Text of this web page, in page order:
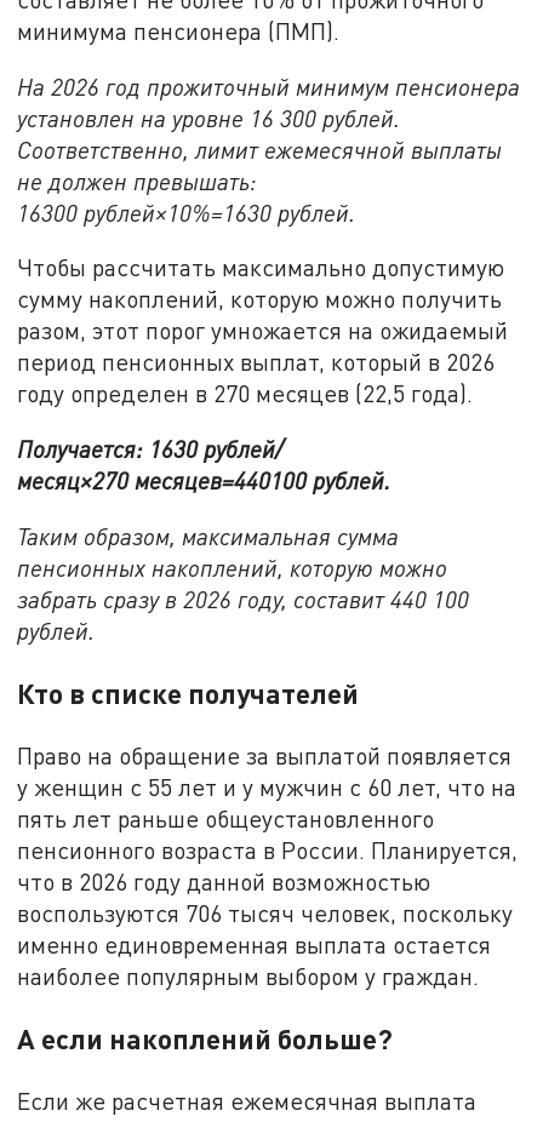
минимума пенсионера (ПМП).
На 2026 год прожиточный минимум пенсионера
установлен на уровне 16 300 рублей.
Соответственно, лимит ежемесячной выплаты
не должен превышать:
16300 рублей×10%=1630 рублей.
Чтобы рассчитать максимально допустимую
сумму накоплений, которую можно получить
разом, этот порог умножается на ожидаемый
период пенсионных выплат, который в 2026
году определен в 270 месяцев (22,5 года).
Получается: 1630 рублей/
месяц×270 месяцев=440100 рублей.
Таким образом, максимальная сумма
пенсионных накоплений, которую можно
забрать сразу в 2026 году, составит 440 100
рублей.
Кто в списке получателей
Право на обращение за выплатой появляется
у женщин с 55 лет и у мужчин с 60 лет, что на
пять лет раньше общеустановленного
пенсионного возраста в России. Планируется,
что в 2026 году данной возможностью
воспользуются 706 тысяч человек, поскольку
именно единовременная выплата остается
наиболее популярным выбором у граждан.
А если накоплений больше?
Если же расчетная ежемесячная выплата